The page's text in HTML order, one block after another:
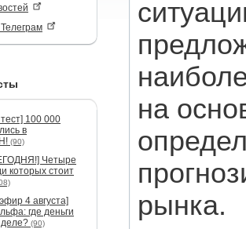
100 000
в
(90)
Четыре
которых стоит
4 августа]
где деньги
(90)
на
рынка.